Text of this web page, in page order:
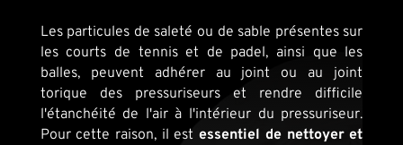
Les particules de saleté ou de sable présentes sur
les courts de tennis et de padel, ainsi que les
balles, peuvent adhérer au joint ou au joint
torique des pressuriseurs et rendre difficile
l'étanchéité de l'air à l'intérieur du pressuriseur.
Pour cette raison, il estessentiel de nettoyer et